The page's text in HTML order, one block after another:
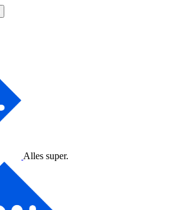
Alles super.